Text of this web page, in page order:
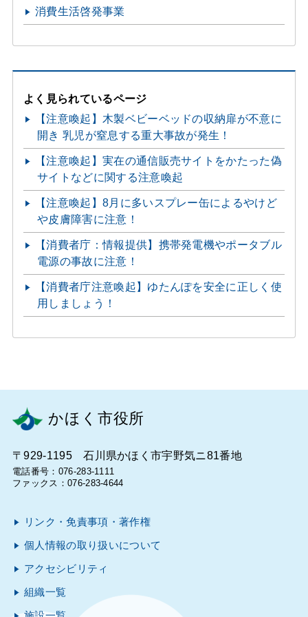
消費生活啓発事業
よく見られているページ
【注意喚起】木製ベビーベッドの収納扉が不意に
開き 乳児が窒息する重大事故が発生！
【注意喚起】実在の通信販売サイトをかたった偽
サイトなどに関する注意喚起
【注意喚起】8月に多いスプレー缶によるやけど
や皮膚障害に注意！
【消費者庁：情報提供】携帯発電機やポータブル
電源の事故に注意！
【消費者庁注意喚起】ゆたんぽを安全に正しく使
用しましょう！
かほく市役所
〒929-1195 石川県かほく市宇野気ニ81番地
電話番号：076-283-1111
ファックス：076-283-4644
リンク・免責事項・著作権
個人情報の取り扱いについて
アクセシビリティ
組織一覧